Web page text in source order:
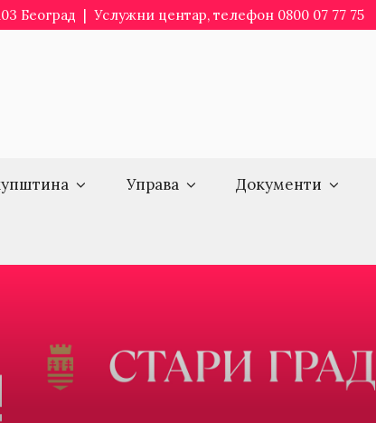
Београд | Услужни центар, телефон 0800 07 77 75
Управа Документи